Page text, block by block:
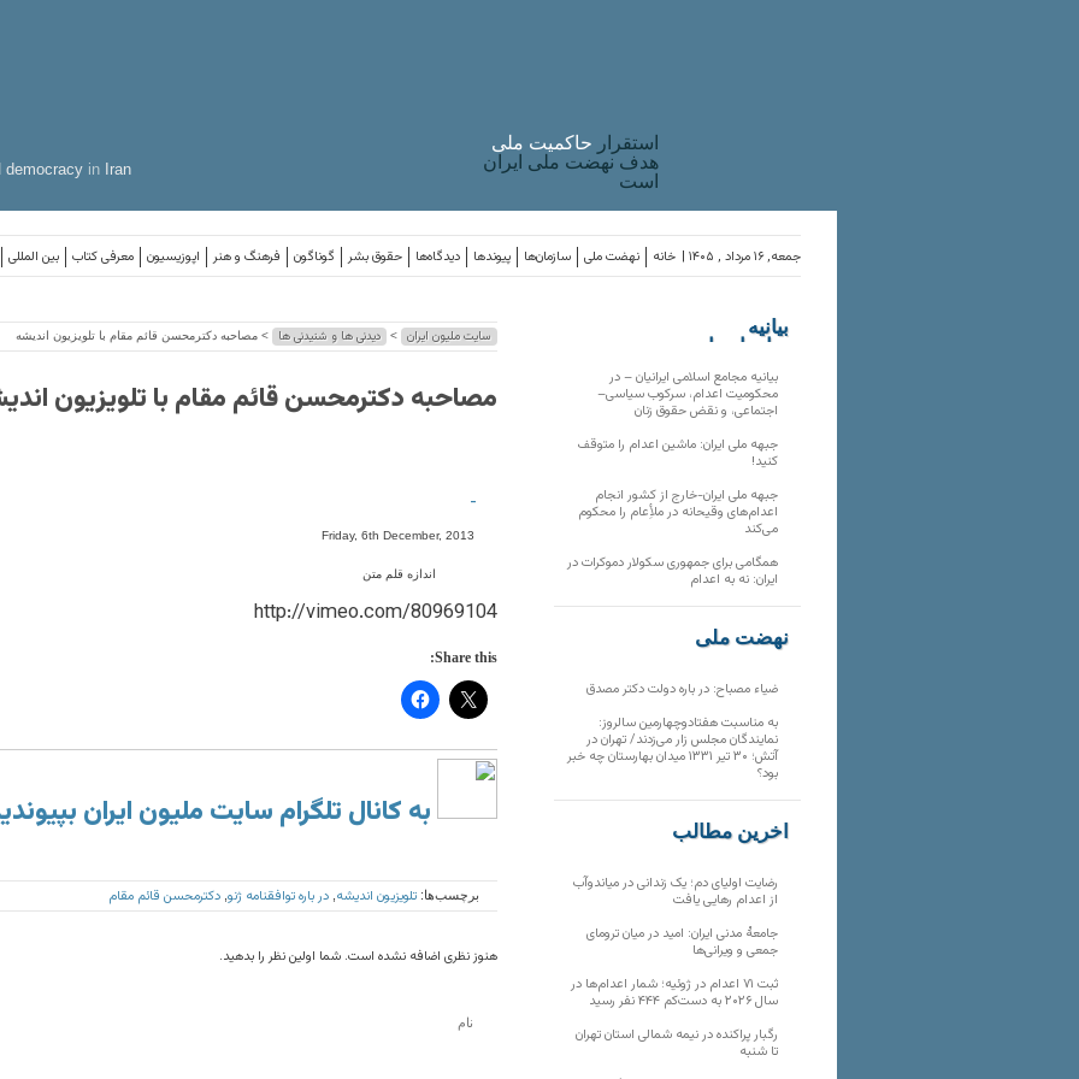
democracy in Iran
استقرار حاکميت ملی
هدف نهضت ملی ایران
است
بین المللی معرفی کتاب اپوزیسیون فرهنگ و هنر گوناگون حقوق بشر دیدگاه‌ها پیوندها سازمان‌ها نهضت ملی خانه جمعه, ۱۶ مرداد , ۱۴۰۵ |
سایت ملیون ایران > دیدنی ها و شنیدنی ها > مصاحبه دکترمحسن قائم مقام با تلویزیون اندیشه
مصاحبه دکترمحسن قائم مقام با تلویزیون
-
Friday, 6th December, 2013
اندازه قلم متن
http://vimeo.com/80969104
Share this:
به کانال تلگرام سایت ملیون ایران
برچسب‌ها: تلویزیون اندیشه در باره توافقنامه ژنو دکترمحسن قائم مقام
هنوز نظری اضافه نشده است. شما اولین نظر را بدهید.
بیانیه
سازمان‌های
بیانیه مجامع اسلامی ایرانیان – در
محکومیت اعدام، سرکوب سیاسی–
اجتماعی، و نقض حقوق زنان
جبهه ملی ایران: ماشین اعدام را متوقف
کنید!
جبهه ملی ایران-خارج از کشور انجام
اعدام‌های وقیحانه در ملأِعام را محکوم
می‌کند
همگامی برای جمهوری سکولار دموکرات در
ایران: نه به اعدام
نهضت ملی
ضیاء مصباح: در باره دولت دکتر مصدق
به مناسبت هفتادوچهارمین سالروز:
نمایندگان مجلس زار می‌زدند/ تهران در
آتش؛ ۳۰ تیر ۱۳۳۱ میدان بهارستان چه خبر
بود؟
آخرین مطالب
رضایت اولیای دم؛ یک زندانی در میاندوآب
از اعدام رهایی یافت
جامعهٔ مدنی ایران: امید در میان ترومای
جمعی و ویرانی‌ها
ثبت ۷۱ اعدام در ژوئیه؛ شمار اعدام‌ها در
سال ۲۰۲۶ به دست‌کم ۴۴۴ نفر رسید
رگبار پراکنده در نیمه شمالی استان تهران
تا شنبه